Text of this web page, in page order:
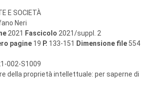
E SOCIETÀ
Neri
2021 Fascicolo 2021/suppl. 2
pagine 19 P. 133-151 Dimensione file 554
002-S1009
della proprietà intellettuale: per saperne di